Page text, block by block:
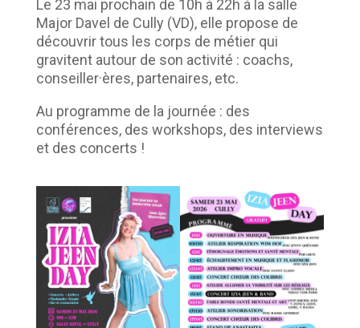
Le 23 mai prochain de 10h à 22h à la salle
Major Davel de Cully (VD), elle propose de
découvrir tous les corps de métier qui
gravitent autour de son activité : coachs,
conseiller·ères, partenaires, etc.
Au programme de la journée : des
conférences, des workshops, des interviews
et des concerts !